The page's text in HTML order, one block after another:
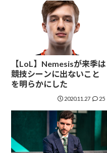
【LoL】Nemesisが来季は
競技シーンに出ないこと
を明らかにした
2020.11.27 25